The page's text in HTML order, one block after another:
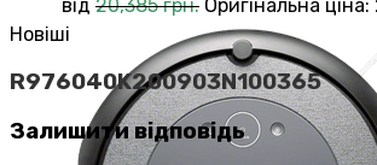
від 20,385грн. Оригінальна
Новіші
R976040K200903N100365
Залишити відповідь